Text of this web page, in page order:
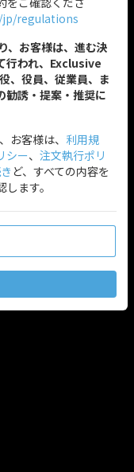
jp/regulations
お客様は、進む決
行われ、Exclusive
、役員、従業員、ま
勧誘・提案・推奨に
お客様は、 利用規
シー、 注文執行ポリ
ど、すべての内容を
ます。